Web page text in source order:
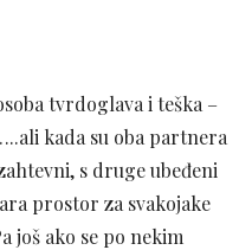
tvrdoglava i teška –
kada su oba partnera
s druge ubeđeni
prostor za svakojake
još ako se po nekim